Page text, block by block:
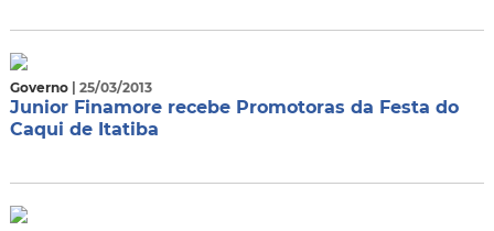
Governo | 25/03/2013
Junior Finamore recebe Promotoras da Festa do
Caqui de Itatiba